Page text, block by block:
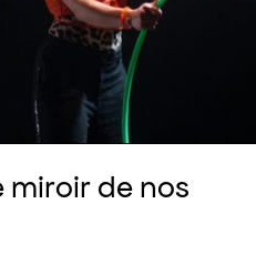
miroir de nos